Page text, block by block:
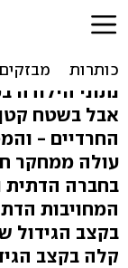
מחקר:
נתוני הילודה
אבל בשטח
החרדיים -
עולה ממחקר
בחברה הדתית
המחויבות
בקצב הגידול
קלה בקצב